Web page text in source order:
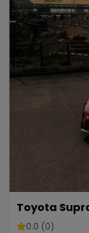
Toyota
Sportwagen
0.0 (0)